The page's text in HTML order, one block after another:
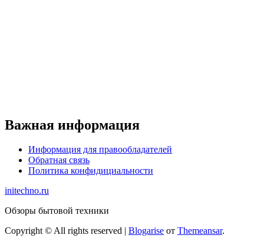
Важная информация
Информация для правообладателей
Обратная связь
Политика конфидициальности
initechno.ru
Обзоры бытовой техники
Copyright © All rights reserved
Blogarise от Themeansar.